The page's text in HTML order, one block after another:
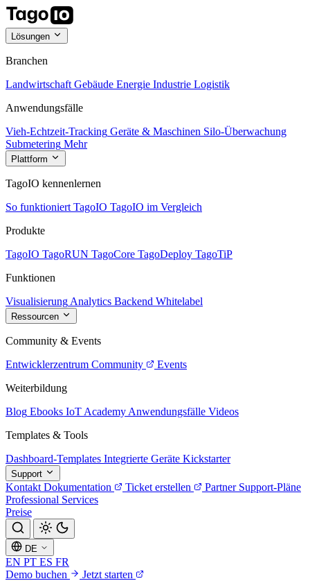
Lösungen
Branchen
Landwirtschaft Gebäude Energie Industrie Logistik
Anwendungsfälle
Vieh-Echtzeit-Tracking Geräte & Maschinen Silo-Überwachung
Submetering Mehr
Plattform
TagoIO kennenlernen
So funktioniert TagoIO TagoIO im Vergleich
Produkte
TagoIO TagoRUN TagoCore TagoDeploy TagoTiP
Funktionen
Visualisierung Analytics Backend Whitelabel
Ressourcen
Community & Events
Entwicklerzentrum Community
Events
Weiterbildung
Blog Ebooks IoT Academy Anwendungsfälle Videos
Templates & Tools
Dashboard-Templates Integrierte Geräte Kickstarter
Support
Kontakt Dokumentation Ticket erstellen Partner Support-Pläne
Professional Services
Preise
DE
EN PT ES FR
Demo buchen
Jetzt starten